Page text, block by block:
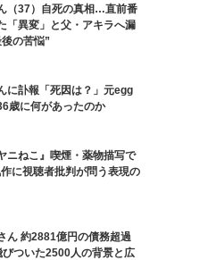
（37）自死の真相…直前番
「異変」と父・アキラへ漏
の苦悩”
に訃報「死因は？」元egg
歳に何があったのか
ニねこ』喫煙・薬物描写で
に視聴者批判が問う表現の
ん 約2881億円の債務超過
ついた2500人の背景と広